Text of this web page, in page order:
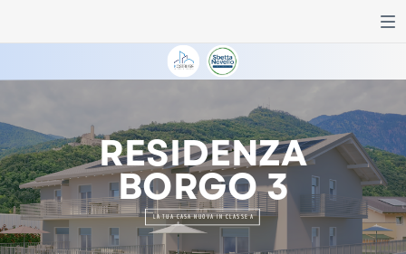
RESIDENZA
BORGO 3
LA TUA CASA NUOVA IN CLASSE A